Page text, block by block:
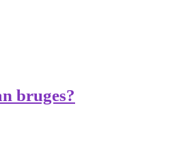
bruges?